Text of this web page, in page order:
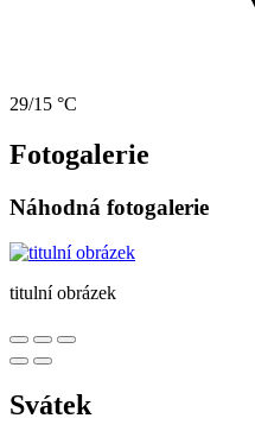
29/15 °C
Fotogalerie
Náhodná fotogalerie
titulní obrázek
Svátek